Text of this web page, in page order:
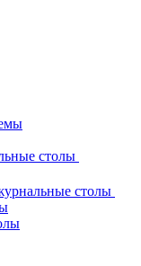
столы
столы